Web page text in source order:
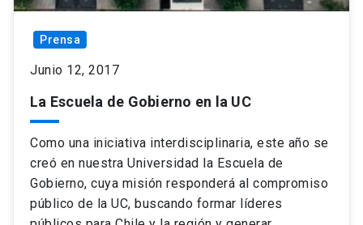
Prensa
Junio 12, 2017
La Escuela de Gobierno en la UC
Como una iniciativa interdisciplinaria, este año se
creó en nuestra Universidad la Escuela de
Gobierno, cuya misión responderá al compromiso
público de la UC, buscando formar líderes